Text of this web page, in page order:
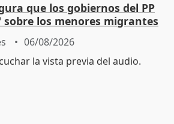
que los gobiernos del PP
los menores migrantes
06/08/2026